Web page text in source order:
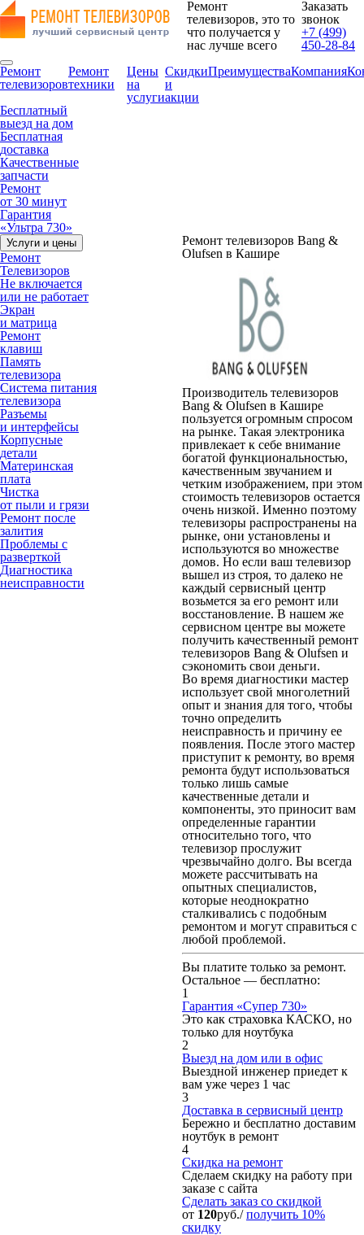
Ремонт
телевизоров, это то
что получается у
нас лучше всего
Заказать
звонок
+7 (499)
450-28-84
Ремонт
телевизоров
Ремонт
техники
Цены
на
услуги
Скидки
и
акции
ПреимуществаКомпания
Бесплатный
выезд на дом
Бесплатная
доставка
Качественные
запчасти
Ремонт
от 30 минут
Гарантия
«Ультра 730»
Услуги и цены
Ремонт
Телевизоров
Не включается
или не работает
Экран
и матрица
Ремонт
клавиш
Память
телевизора
Система питания
телевизора
Разъемы
и интерфейсы
Корпусные
детали
Материнская
плата
Чистка
от пыли и грязи
Ремонт после
залития
Проблемы с
разверткой
Диагностика
неисправности
Ремонт телевизоров Bang &
Olufsen в Кашире
Производитель телевизоров
Bang & Olufsen в Кашире
пользуется огромным спросом
на рынке. Такая электроника
привлекает к себе внимание
богатой функциональностью,
качественным звучанием и
четким изображением, при этом
стоимость телевизоров остается
очень низкой. Именно поэтому
телевизоры распространены на
рынке, они установлены и
используются во множестве
домов. Но если ваш телевизор
вышел из строя, то далеко не
каждый сервисный центр
возьмется за его ремонт или
восстановление. В нашем же
сервисном центре вы можете
получить качественный ремонт
телевизоров Bang & Olufsen и
сэкономить свои деньги.
Во время диагностики мастер
использует свой многолетний
опыт и знания для того, чтобы
точно определить
неисправность и причину ее
появления. После этого мастер
приступит к ремонту, во время
ремонта будут использоваться
только лишь самые
качественные детали и
компоненты, это приносит вам
определенные гарантии
относительно того, что
телевизор прослужит
чрезвычайно долго. Вы всегда
можете рассчитывать на
опытных специалистов,
которые неоднократно
сталкивались с подобным
ремонтом и могут справиться с
любой проблемой.
Вы платите только за ремонт.
Остальное — бесплатно:
1
Гарантия «Супер 730»
Это как страховка КАСКО, но
только для ноутбука
2
Выезд на дом или в офис
Выездной инженер приедет к
вам уже через 1 час
3
Доставка в сервисный центр
Бережно и бесплатно доставим
ноутбук в ремонт
4
Скидка на ремонт
Сделаем скидку на работу при
заказе с сайта
Сделать заказ со скидкой
от 120руб./получить 10%
скидку